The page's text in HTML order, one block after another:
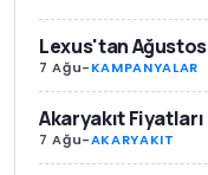
Lexus'tan
7 Ağu-KAMPANYALAR
Akaryakıt
7 Ağu-AKARYAKIT